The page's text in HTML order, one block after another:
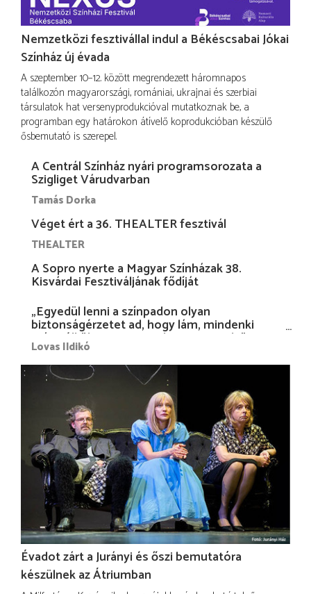
Nemzetközi fesztivállal indul a Békéscsabai Jókai
Színház új évada
A szeptember 10–12. között megrendezett háromnapos
találkozón magyarországi, romániai, ukrajnai és szerbiai
társulatok hat versenyprodukcióval mutatkoznak be, a
programban egy határokon átívelő koprodukcióban készülő
ősbemutató is szerepel.
A Centrál Színház nyári programsorozata a
Szigliget Várudvarban
Tamás Dorka
Véget ért a 36. THEALTER fesztivál
THEALTER
A Sopro nyerte a Magyar Színházak 38.
Kisvárdai Fesztiváljának fődíját
„Egyedül lenni a színpadon olyan
biztonságérzetet ad, hogy lám, mindenki
más nélkül is megvagyok magammal…”
Lovas Ildikó
Évadot zárt a Jurányi és őszi bemutatóra
készülnek az Átriumban